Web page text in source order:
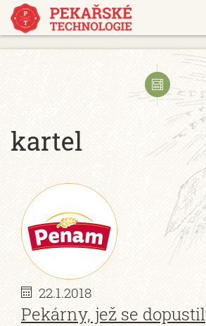
https://www.traditionrolex.com/18
kartel
22.1.2018
Pekárny, jež se